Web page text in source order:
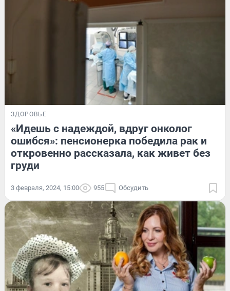
ЗДОРОВЬЕ
«Идешь с надеждой, вдруг онколог
ошибся»: пенсионерка победила рак и
откровенно рассказала, как живет без
груди
3 февраля, 2024, 15:00 955 Обсудить